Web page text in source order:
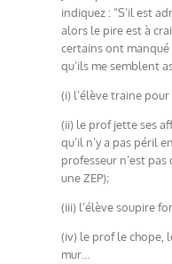
indiquez : “S’il est
alors le pire est à
certains ont manqué
qu’ils me semblent
(i) l’élève traine
(ii) le prof jette ses
qu’il n’y a pas péril
professeur n’est
une ZEP);
(iii) l’élève soupire
(iv) le prof le chope,
mur…